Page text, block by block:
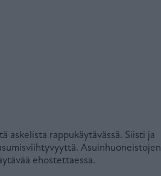
askelista rappukäytävässä. Siisti ja
Asuinhuoneistojen
ehostettaessa.